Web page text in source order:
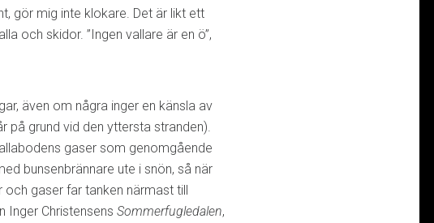
gör mig inte klokare. Det är likt ett
och skidor. ”Ingen vallare är en ö”,
även om några inger en känsla av
grund vid den yttersta stranden).
gaser som genomgående
bunsenbrännare ute i snön, så när
gaser far tanken närmast till
Inger Christensens Sommerfugledalen,